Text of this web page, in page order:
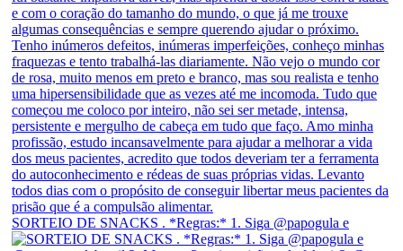
SORTEIO DE SNACKS . *Regras:* 1. Siga @papogula e